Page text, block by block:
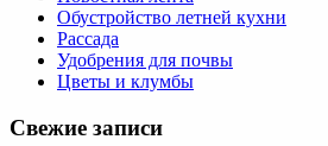
Обустройство летней кухни
Рассада
Удобрения для почвы
Цветы и клумбы
Свежие записи